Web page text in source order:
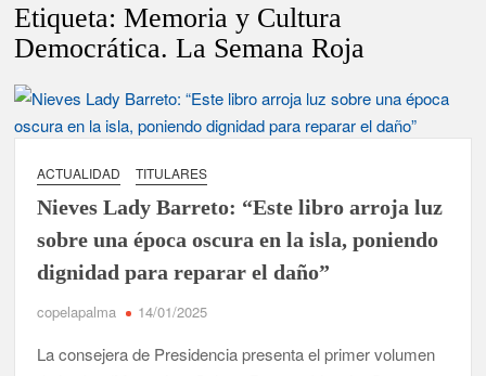
‘El Espejo’ cierra temporada tras más de 20 años dando voz a
Tato Primera: “Quiero luchar por el título de campeón de
España y traer el cinturón a Canarias”
José Carlos Martín: “La Palma tendrá antes de 2030 un torneo
de ajedrez con 200 jugadores”
Víctor González destaca el papel del deporte como
dinamizador de Los Llanos de Aridane
David Ruiz rechaza las críticas de Nueva Canarias y defiende
Etiqueta:Memoria y Cultura
Democrática. La Semana Roja
ACTUALIDAD TITULARES
Nieves Lady Barreto: “Este libro arroja luz
sobre una época oscura en la isla, poniendo
dignidad para reparar el daño”
copelapalma 14/01/2025
La consejera de Presidencia presenta el primer volumen